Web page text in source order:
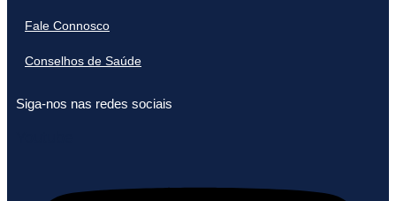
Fale Connosco
Conselhos de Saúde
Siga-nos nas redes sociais